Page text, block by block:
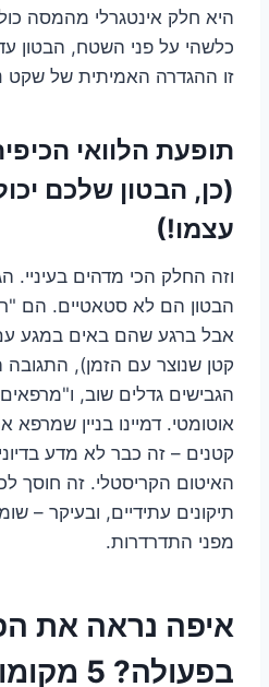
היא חלק אינטגרלי מהמסה
כלשהי על פני השטח, הבטון
זו ההגדרה האמיתית של שקט
תופעת הלוואי
(כן, הבטון שלכם
עצמו!)
וזה החלק הכי מדהים בעיניי.
הבטון הם לא סטאטיים. הם
אבל ברגע שהם באים במגע
קטן שנוצר עם הזמן),
הגבישים גדלים שוב,
אוטומטי. דמיינו בניין
קטנים – זה כבר לא מדע
האיטום הקריסטלי. זה חוסך
תיקונים עתידיים, ובעיקר –
מפני התדרדרות.
איפה נראה את
בפעולה? 5